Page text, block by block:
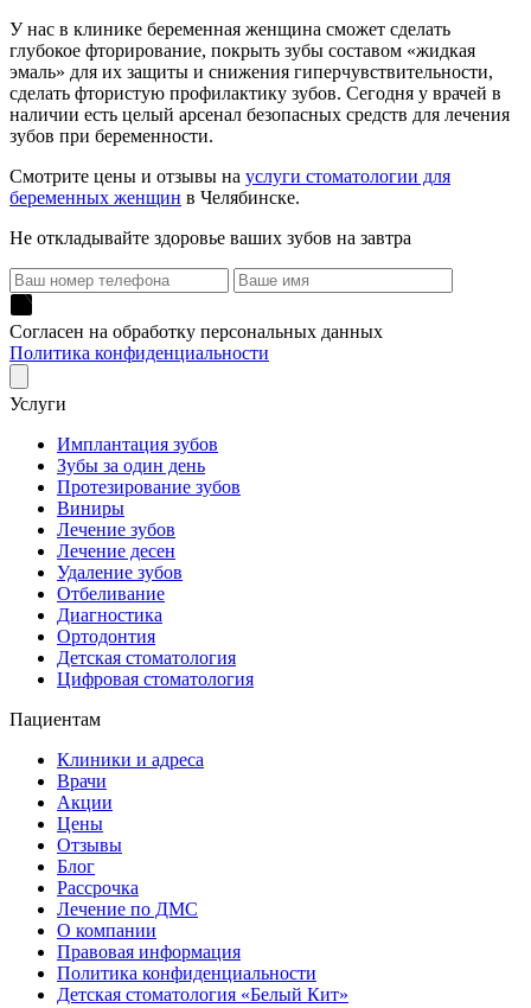
У нас в клинике беременная женщина сможет сделать
глубокое фторирование, покрыть зубы составом «жидкая
эмаль» для их защиты и снижения гиперчувствительности,
сделать фтористую профилактику зубов. Сегодня у врачей в
наличии есть целый арсенал безопасных средств для лечения
зубов при беременности.
Смотрите цены и отзывы на услуги стоматологии для
беременных женщин в Челябинске.
Не откладывайте здоровье ваших зубов на завтра
Согласен на обработку персональных данных
Политика конфиденциальности
Услуги
Имплантация зубов
Зубы за один день
Протезирование зубов
Виниры
Лечение зубов
Лечение десен
Удаление зубов
Отбеливание
Диагностика
Ортодонтия
Детская стоматология
Цифровая стоматология
Пациентам
Клиники и адреса
Врачи
Акции
Цены
Отзывы
Блог
Рассрочка
Лечение по ДМС
О компании
Правовая информация
Политика конфиденциальности
Детская стоматология «Белый Кит»